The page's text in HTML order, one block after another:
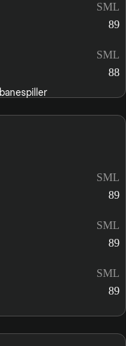
SML
89
SML
88
SML
89
SML
89
SML
89